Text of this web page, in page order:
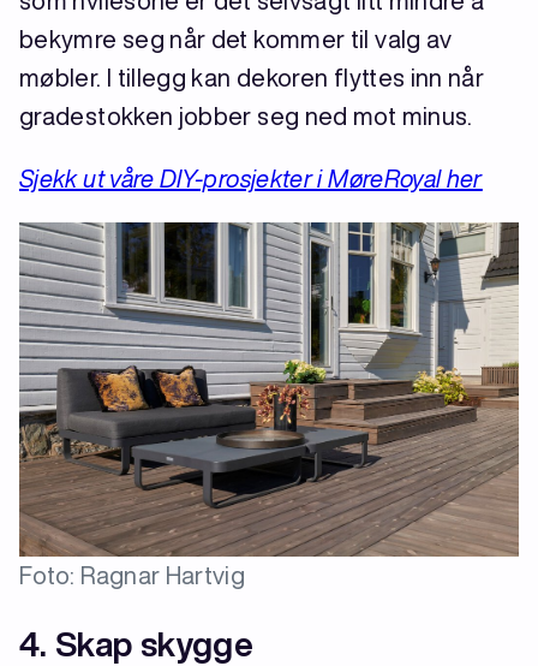
bekymre seg når det kommer til valg av
møbler. I tillegg kan dekoren flyttes inn når
gradestokken jobber seg ned mot minus.
Sjekk ut våre DIY-prosjekter i MøreRoyal her
Foto: Ragnar Hartvig
4. Skap skygge